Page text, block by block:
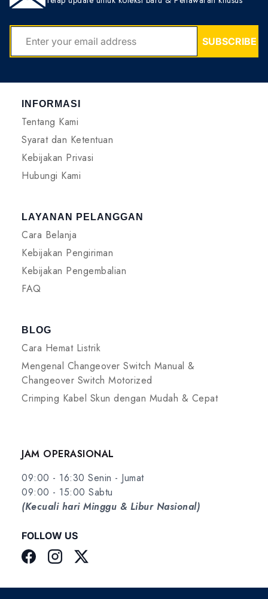
SUBSCRIBE
INFORMASI
Tentang Kami
Syarat dan Ketentuan
Kebijakan Privasi
Hubungi Kami
LAYANAN PELANGGAN
Cara Belanja
Kebijakan Pengiriman
Kebijakan Pengembalian
FAQ
BLOG
Cara Hemat Listrik
Mengenal Changeover Switch Manual &
Changeover Switch Motorized
Crimping Kabel Skun dengan Mudah & Cepat
JAM OPERASIONAL
09:00 - 16:30 Senin - Jumat
09:00 - 15:00 Sabtu
(Kecuali hari Minggu & Libur Nasional)
FOLLOW US
FacebookInstagramTwitter